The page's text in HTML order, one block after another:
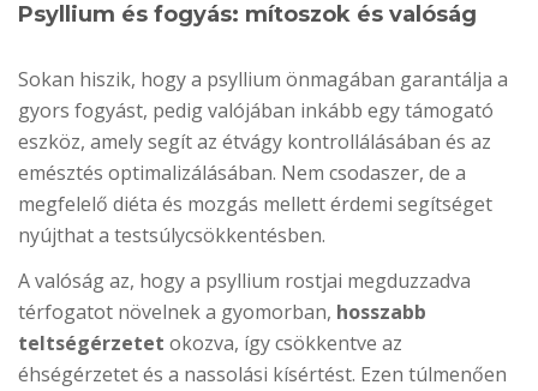
Psyllium és fogyás: mítoszok és valóság
Sokan hiszik, hogy a psyllium önmagában garantálja a
gyors fogyást, pedig valójában inkább egy támogató
eszköz, amely segít az étvágy kontrollálásában és az
emésztés optimalizálásában. Nem csodaszer, de a
megfelelő diéta és mozgás mellett érdemi segítséget
nyújthat a testsúlycsökkentésben.
A valóság az, hogy a psyllium rostjai megduzzadva
térfogatot növelnek a gyomorban, hosszabb
teltségérzetet okozva, így csökkentve az
éhségérzetet és a nassolási kísértést. Ezen túlmenően